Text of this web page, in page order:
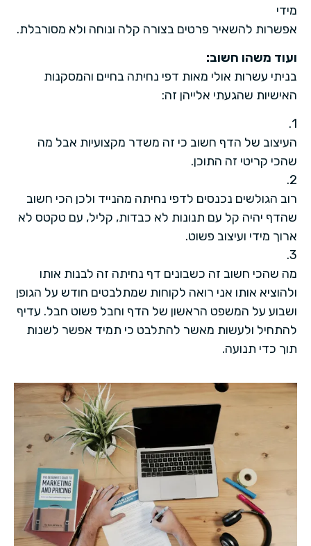
מידי
אפשרות להשאיר פרטים בצורה קלה ונוחה ולא מסורבלת.
ועוד משהו חשוב:
בניתי עשרות אולי מאות דפי נחיתה בחיים והמסקנות
האישיות שהגעתי אלייהן זה:
1.
העיצוב של הדף חשוב כי זה משדר מקצועיות אבל מה
שהכי קריטי זה התוכן.
2.
רוב הגולשים נכנסים לדפי נחיתה מהנייד ולכן הכי חשוב
שהדף יהיה קל עם תנונות לא כבדות, קליל, עם טקטס לא
ארוך מידי ועיצוב פשוט.
3.
מה שהכי חשוב זה כשבונים דף נחיתה זה לבנות אותו
ולהוציא אותו אני רואה לקוחות שמתלבטים חודש על הגופן
ושבוע על המשפט הראשון של הדף וחבל פשוט חבל. עדיף
להתחיל ולעשות מאשר להתלבט כי תמיד אפשר לשנות
תוך כדי תנועה.